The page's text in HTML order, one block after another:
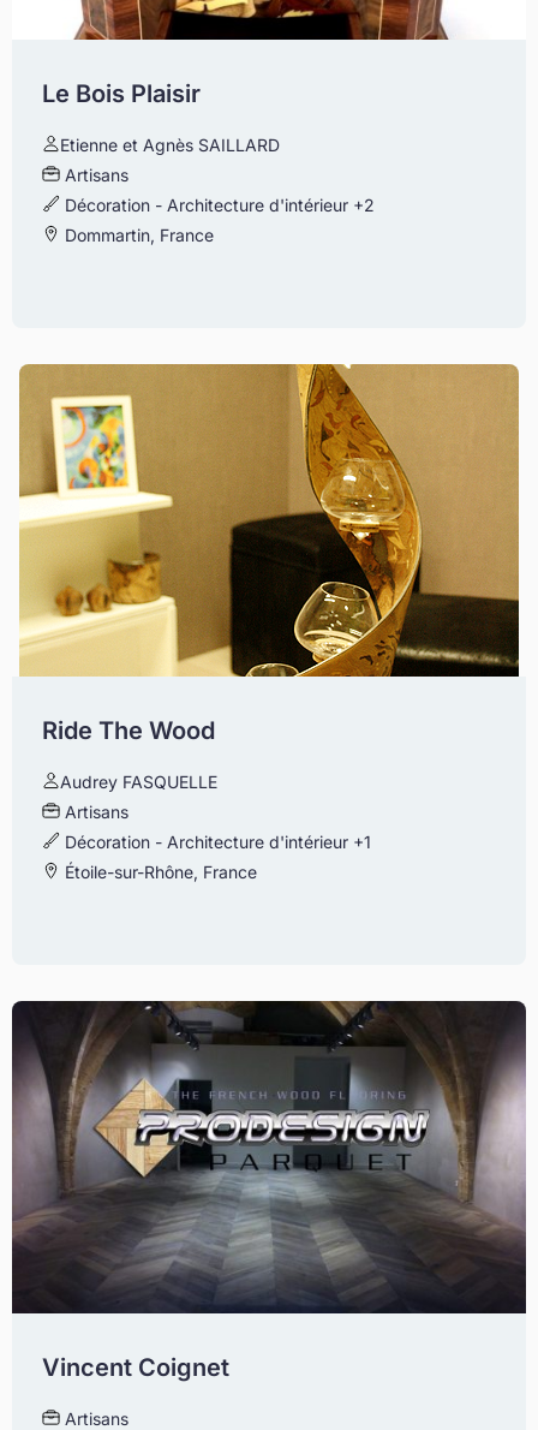
Le Bois Plaisir
Etienne et Agnès SAILLARD
Artisans
Décoration - Architecture d'intérieur +2
Dommartin, France
Ride The Wood
Audrey FASQUELLE
Artisans
Décoration - Architecture d'intérieur +1
Étoile-sur-Rhône, France
Vincent Coignet
Artisans